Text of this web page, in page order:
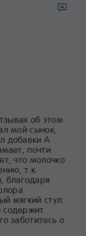
об этом
мой сынок,
добавки А
почти
что молочко
т.к.
благодаря
мягкий стул.
заботитесь о